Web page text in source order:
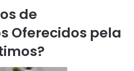
de
Oferecidos pela